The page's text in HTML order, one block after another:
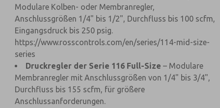
Modulare Kolben- oder Membranregler,
Anschlussgrößen 1/4" bis 1/2", Durchfluss bis 100 scfm,
Eingangsdruck bis 250 psig.
https://www.rosscontrols.com/en/series/114-mid-size-
series
Druckregler der Serie 116 Full-Size – Modulare
Membranregler mit Anschlussgrößen von 1/4" bis 3/4",
Durchfluss bis 155 scfm, für größere
Anschlussanforderungen.